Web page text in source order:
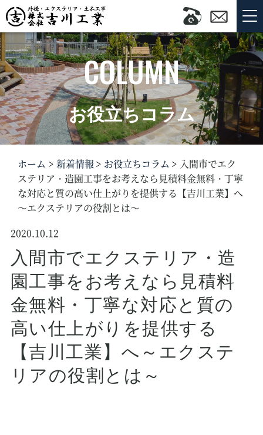
COLUMN
お役立ちコラム
ホーム 新着情報 お役立ちコラム
入間市でエク
ステリア・造園工事をお考えなら見積料金無料・丁寧
な対応と質の高い仕上がりを提供する【吉川工業】へ
～エクステリアの役割とは～
2020.10.12
入間市でエクステリア・造
園工事をお考えなら見積料
金無料・丁寧な対応と質の
高い仕上がりを提供する
【吉川工業】へ～エクステ
リアの役割とは～